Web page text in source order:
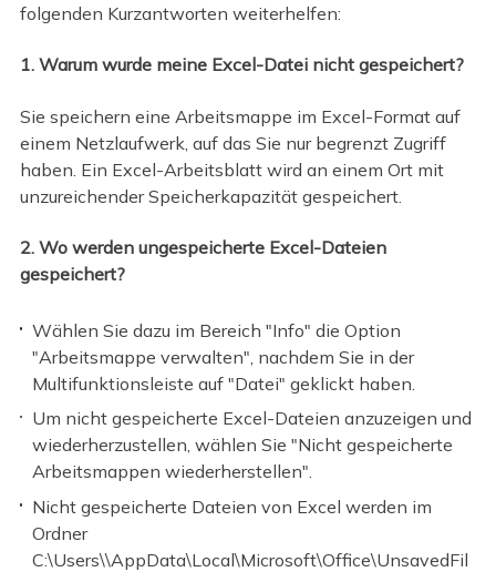
folgenden Kurzantworten weiterhelfen:
1. Warum wurde meine Excel-Datei nicht gespeichert?
Sie speichern eine Arbeitsmappe im Excel-Format auf
einem Netzlaufwerk, auf das Sie nur begrenzt Zugriff
haben. Ein Excel-Arbeitsblatt wird an einem Ort mit
unzureichender Speicherkapazität gespeichert.
2. Wo werden ungespeicherte Excel-Dateien
gespeichert?
Wählen Sie dazu im Bereich "Info" die Option
"Arbeitsmappe verwalten", nachdem Sie in der
Multifunktionsleiste auf "Datei" geklickt haben.
Um nicht gespeicherte Excel-Dateien anzuzeigen und
wiederherzustellen, wählen Sie "Nicht gespeicherte
Arbeitsmappen wiederherstellen".
Nicht gespeicherte Dateien von Excel werden im
Ordner
C:\Users\\AppData\Local\Microsoft\Office\UnsavedFil